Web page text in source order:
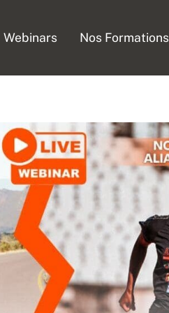
Webinars Nos Formations